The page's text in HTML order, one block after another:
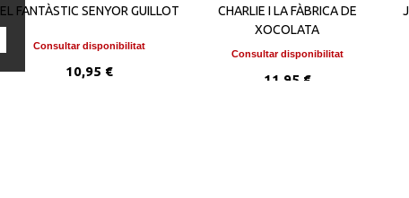
EL FANTÀSTIC SENYOR GUILLOT
Consultar disponibilitat
10,95 €
CHARLIE I LA FÀBRICA DE
XOCOLATA
Consultar disponibilitat
11,95 €